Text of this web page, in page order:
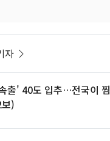
자
출' 40도 입추…전국이 찜
)